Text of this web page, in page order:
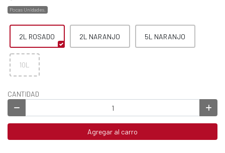
Pocas Unidades.
2L ROSADO 2L NARANJO 5L NARANJO
10L
CANTIDAD
Agregar al carro